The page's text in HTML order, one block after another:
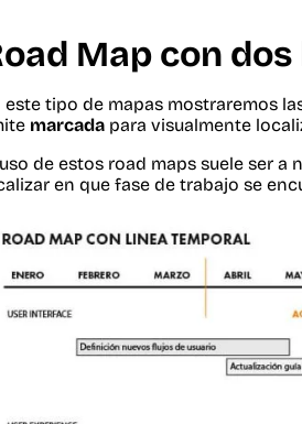
Map con
este tipo de mapas mostraremos
marcada para visualmente
de estos road maps suele ser
en que fase de trabajo se